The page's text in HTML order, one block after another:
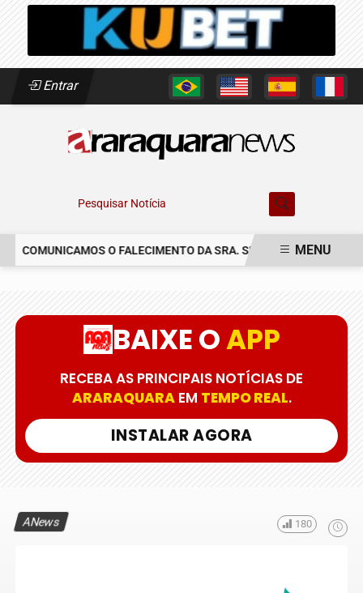
Entrar
Pesquisar Notícia
COMUNICAMOS O FALECIMENTO DA SRA. SUSETE SILVIAMENU
BAIXE OAPP
RECEBA AS PRINCIPAIS NOTÍCIAS DE
ARARAQUARAEM TEMPO REAL.
INSTALAR AGORA
ANews 180